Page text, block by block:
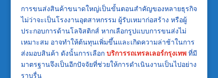
การขนส่งสินค้าขนาดใหญ่เป็นขั้นตอนสำคัญของหลายธุรกิจ
ไม่ว่าจะเป็นโรงงานอุตสาหกรรม ผู้รับเหมาก่อสร้าง หรือผู้
ประกอบการด้านโลจิสติกส์ หากเลือกรูปแบบการขนส่งไม่
เหมาะสม อาจทำให้ต้นทุนเพิ่มขึ้นและเกิดความล่าช้าในการ
ส่งมอบสินค้า ดังนั้นการเลือก บริการรถเทรลเลอร์กรุงเทพที่มี
มาตรฐานจึงเป็นอีกปัจจัยที่ช่วยให้การดำเนินงานเป็นไปอย่าง
ราบรื่น